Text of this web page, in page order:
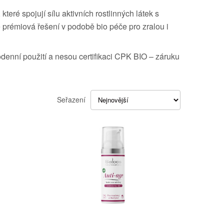
spojují sílu aktivních rostlinných látek s
řešení v podobě bio péče pro zralou i
použití a nesou certifikaci CPK BIO – záruku
Seřazení